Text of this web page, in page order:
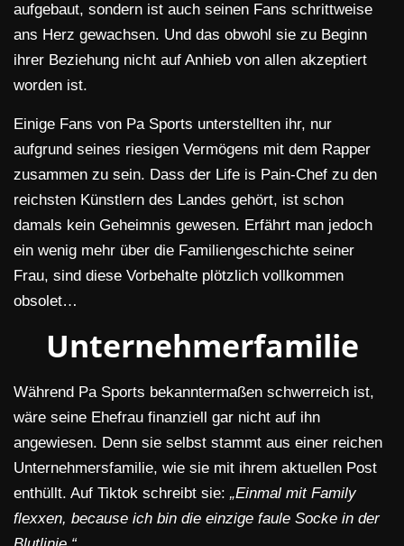
aufgebaut, sondern ist auch seinen Fans schrittweise
ans Herz gewachsen. Und das obwohl sie zu Beginn
ihrer Beziehung nicht auf Anhieb von allen akzeptiert
worden ist.
Einige Fans von Pa Sports unterstellten ihr, nur
aufgrund seines riesigen Vermögens mit dem Rapper
zusammen zu sein. Dass der Life is Pain-Chef zu den
reichsten Künstlern des Landes gehört, ist schon
damals kein Geheimnis gewesen. Erfährt man jedoch
ein wenig mehr über die Familiengeschichte seiner
Frau, sind diese Vorbehalte plötzlich vollkommen
obsolet…
Unternehmerfamilie
Während Pa Sports bekanntermaßen schwerreich ist,
wäre seine Ehefrau finanziell gar nicht auf ihn
angewiesen. Denn sie selbst stammt aus einer reichen
Unternehmersfamilie, wie sie mit ihrem aktuellen Post
enthüllt. Auf Tiktok schreibt sie: „Einmal mit Family
flexxen, because ich bin die einzige faule Socke in der